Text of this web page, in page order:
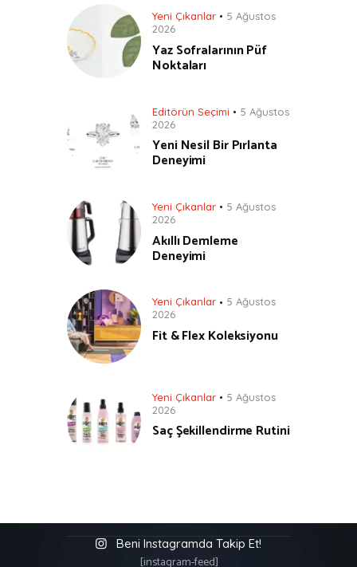
Yeni Çıkanlar
5 Ağustos
2026
Yaz Sofralarının Püf
Noktaları
Editörün Seçimi
5 Ağustos
2026
Yeni Nesil Bir Pırlanta
Deneyimi
Yeni Çıkanlar
5 Ağustos
2026
Akıllı Demleme
Deneyimi
Yeni Çıkanlar
5 Ağustos
2026
Fit & Flex Koleksiyonu
Yeni Çıkanlar
5 Ağustos
2026
Saç Şekillendirme Rutini
Beni Instagramda Takip Et!
[instagram-feed]